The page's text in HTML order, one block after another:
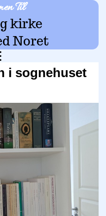
Til
kirke
Noret
i sognehuset